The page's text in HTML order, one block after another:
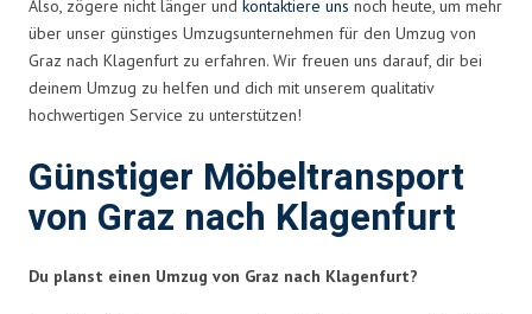
Also, zögere nicht länger und kontaktiere uns noch heute, um mehr
über unser günstiges Umzugsunternehmen für den Umzug von
Graz nach Klagenfurt zu erfahren. Wir freuen uns darauf, dir bei
deinem Umzug zu helfen und dich mit unserem qualitativ
hochwertigen Service zu unterstützen!
Günstiger Möbeltransport
von Graz nach Klagenfurt
Du planst einen Umzug von Graz nach Klagenfurt?